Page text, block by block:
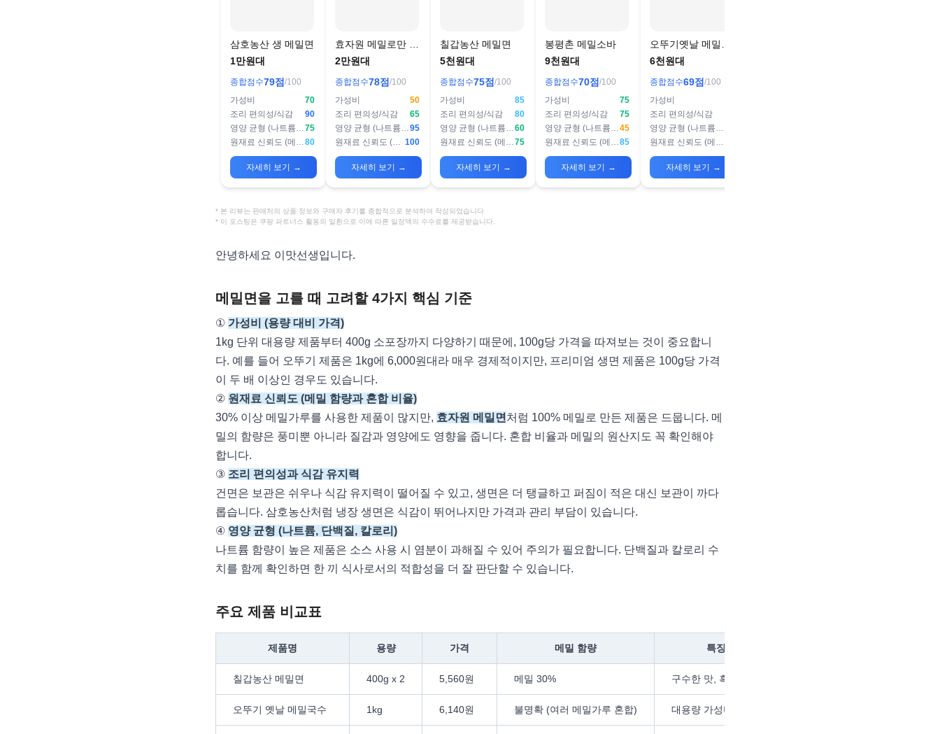
삼호농산 생 메밀면
1만원대
종합점수79점 /100
가성비
70
조리 편의성/식감
90
영양 균형 (나트륨/단백질)75
원재료 신뢰도 (메밀 함량 등)80
자세히 보기 →
효자원 메밀로만 만
든 메밀국수
2만원대
종합점수78점 /100
가성비
50
조리 편의성/식감
65
영양 균형 (나트륨/단백질)95
원재료 신뢰도 (메밀 함량 등) 100
자세히 보기 →
칠갑농산 메밀면
5천원대
종합점수75점 /100
가성비
85
조리 편의성/식감
80
영양 균형 (나트륨/단백질)60
원재료 신뢰도 (메밀 함량 등)75
자세히 보기 →
봉평촌 메밀소바
9천원대
종합점수70점 /100
가성비
75
조리 편의성/식감
75
영양 균형 (나트륨/단백질)45
원재료 신뢰도 (메밀 함량 등)85
자세히 보기 →
오뚜기옛날 메밀국
수
6천원대
종합점수69점 /100
가성비
조리 편의성/식감
영양 균형 (나트륨/단백질)
원재료 신뢰도 (메밀 함량 등)
자세히 보기 →
* 본 리뷰는 판매처의 상품 정보와 구매자 후기를 종합적으로 분석하여 작성되었습니다
* 이 포스팅은 쿠팡 파트너스 활동의 일환으로 이에 따른 일정액의 수수료를 제공받습니다.
안녕하세요 이맛선생입니다.
메밀면을 고를 때 고려할 4가지 핵심 기준
① 가성비 (용량 대비 가격)
1kg 단위 대용량 제품부터 400g 소포장까지 다양하기 때문에, 100g당 가격을 따져보는 것이 중요합니
다. 예를 들어 오뚜기 제품은 1kg에 6,000원대라 매우 경제적이지만, 프리미엄 생면 제품은 100g당 가격
이 두 배 이상인 경우도 있습니다.
② 원재료 신뢰도 (메밀 함량과 혼합 비율)
30% 이상 메밀가루를 사용한 제품이 많지만, 효자원 메밀면 처럼 100% 메밀로 만든 제품은 드뭅니다. 메
밀의 함량은 풍미뿐 아니라 질감과 영양에도 영향을 줍니다. 혼합 비율과 메밀의 원산지도 꼭 확인해야
합니다.
③ 조리 편의성과 식감 유지력
건면은 보관은 쉬우나 식감 유지력이 떨어질 수 있고, 생면은 더 탱글하고 퍼짐이 적은 대신 보관이 까다
롭습니다. 삼호농산처럼 냉장 생면은 식감이 뛰어나지만 가격과 관리 부담이 있습니다.
④ 영양 균형 (나트륨, 단백질, 칼로리)
나트륨 함량이 높은 제품은 소스 사용 시 염분이 과해질 수 있어 주의가 필요합니다. 단백질과 칼로리 수
치를 함께 확인하면 한 끼 식사로서의 적합성을 더 잘 판단할 수 있습니다.
주요 제품 비교표
제품명 용량 가격 메밀 함량 특징
칠갑농산 메밀면 400g x 2 5,560원 메밀 30% 구수한 맛, 흑미 포함
오뚜기 옛날 메밀국수 1kg 6,140원 불명확 (여러 메밀가루 혼합) 대용량 가성비